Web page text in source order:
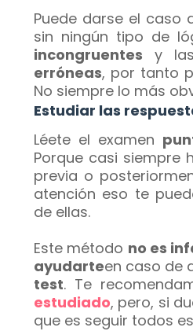
Puede darse el caso
sin ningún tipo de
incongruentes y
erróneas, por tanto
No siempre lo más
Estudiar las
Léete el examen
Porque casi siempre
previa o
atención eso te
de ellas.
Este método no es
ayudarteen caso de
test. Te
estudiado, pero, si
que es seguir todos